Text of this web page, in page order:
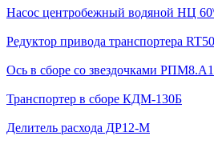
Насос центробежный водяной НЦ
Редуктор привода транспортера
Ось в сборе со звездочками
Транспортер в сборе КДМ-130Б
Делитель расхода ДР12-М